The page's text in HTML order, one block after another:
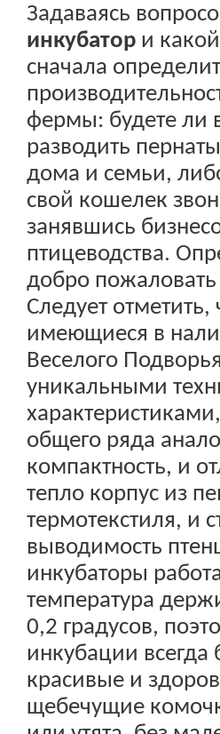
Задаваясь
инкубатор и
сначала
фермы: будете ли
разводить
дома и семьи,
свой кошелек
занявшись
птицеводства.
добро
Следует
имеющиеся в
Веселого
уникальными
общего ряда
компактность, и
тепло корпус из
термотекстиля, и
выводимость
инкубаторы
температура
0,2 градусов,
инкубации всегда
красивые и
щебечущие